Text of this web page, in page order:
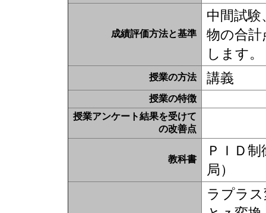
成績評価方法と基準
中間試
物の合計
します。
授業の方法 講義
授業の特徴
授業アンケート結果を受けて
の改善点
教科書
ＰＩＤ
局）
ラプラ